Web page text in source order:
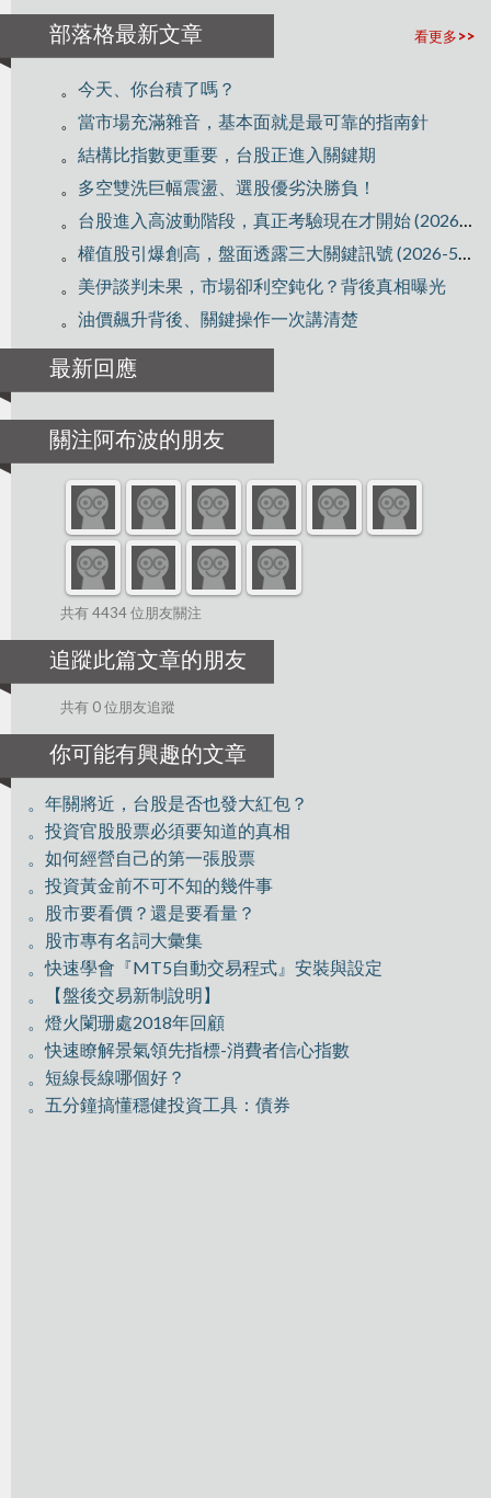
看更多>>
部落格最新文章
今天、你台積了嗎？
當市場充滿雜音，基本面就是最可靠的指南針
結構比指數更重要，台股正進入關鍵期
多空雙洗巨幅震盪、選股優劣決勝負！
台股進入高波動階段，真正考驗現在才開始 (2026-5-21)
權值股引爆創高，盤面透露三大關鍵訊號 (2026-5-6)
美伊談判未果，市場卻利空鈍化？背後真相曝光
油價飆升背後、關鍵操作一次講清楚
最新回應
關注阿布波的朋友
共有 4434 位朋友關注
追蹤此篇文章的朋友
共有 0 位朋友追蹤
你可能有興趣的文章
。年關將近，台股是否也發大紅包？
。投資官股股票必須要知道的真相
。如何經營自己的第一張股票
。投資黃金前不可不知的幾件事
。股市要看價？還是要看量？
。股市專有名詞大彙集
。快速學會『MT5自動交易程式』安裝與設定
。【盤後交易新制說明】
。燈火闌珊處2018年回顧
。快速瞭解景氣領先指標-消費者信心指數
。短線長線哪個好？
。五分鐘搞懂穩健投資工具：債券